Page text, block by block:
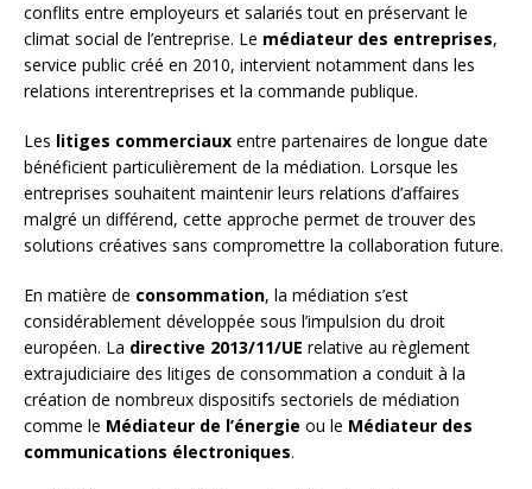
conflits entre employeurs et salariés tout en préservant le
climat social de l’entreprise. Le médiateur des entreprises,
service public créé en 2010, intervient notamment dans les
relations interentreprises et la commande publique.
Les litiges commerciaux entre partenaires de longue date
bénéficient particulièrement de la médiation. Lorsque les
entreprises souhaitent maintenir leurs relations d’affaires
malgré un différend, cette approche permet de trouver des
solutions créatives sans compromettre la collaboration future.
En matière de consommation, la médiation s’est
considérablement développée sous l’impulsion du droit
européen. La directive 2013/11/UE relative au règlement
extrajudiciaire des litiges de consommation a conduit à la
création de nombreux dispositifs sectoriels de médiation
comme le Médiateur de l’énergie ou le Médiateur des
communications électroniques.